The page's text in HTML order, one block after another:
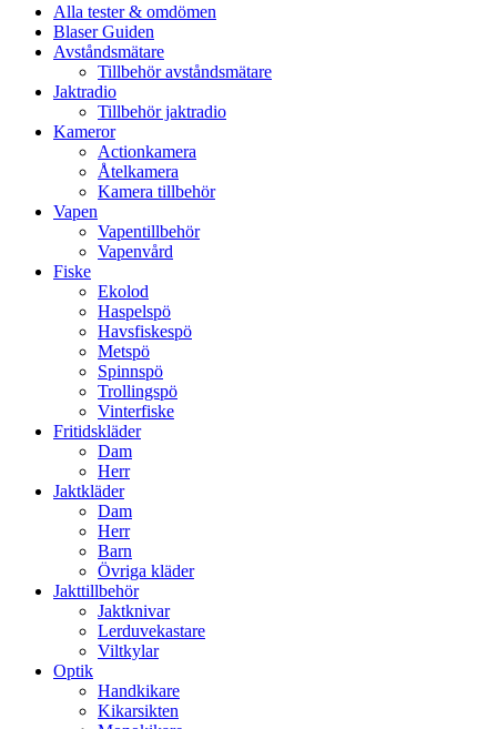
Alla tester & omdömen
Blaser Guiden
Avståndsmätare
Tillbehör avståndsmätare
Jaktradio
Tillbehör jaktradio
Kameror
Actionkamera
Åtelkamera
Kamera tillbehör
Vapen
Vapentillbehör
Vapenvård
Fiske
Ekolod
Haspelspö
Havsfiskespö
Metspö
Spinnspö
Trollingspö
Vinterfiske
Fritidskläder
Dam
Herr
Jaktkläder
Dam
Herr
Barn
Övriga kläder
Jakttillbehör
Jaktknivar
Lerduvekastare
Viltkylar
Optik
Handkikare
Kikarsikten